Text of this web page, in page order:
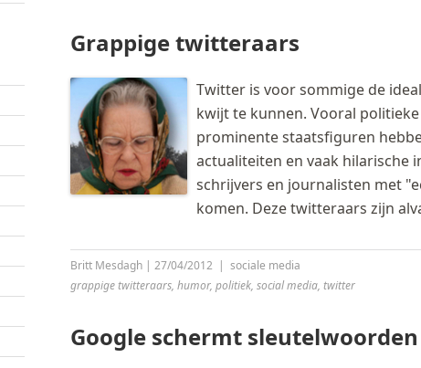
Grappige twitteraars
Twitter is voor sommige de
kwijt te kunnen. Vooral
prominente staatsfiguren
actualiteiten en vaak hilarische
schrijvers en journalisten met
komen. Deze twitteraars zijn
Britt Mesdagh| 27/04/2012 | sociale media
grappige twitteraars, humor, politiek, social media, twitter
Google schermt